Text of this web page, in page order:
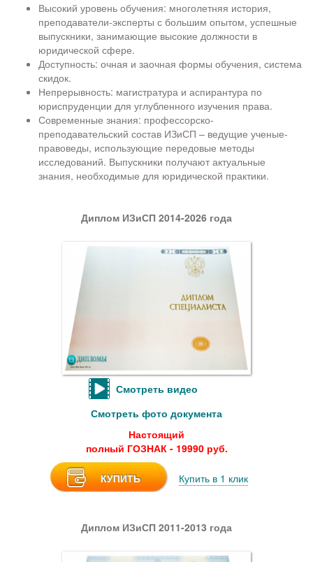
Высокий уровень обучения: многолетняя история,
преподаватели-эксперты с большим опытом, успешные
выпускники, занимающие высокие должности в
юридической сфере.
Доступность: очная и заочная формы обучения, система
скидок.
Непрерывность: магистратура и аспирантура по
юриспруденции для углубленного изучения права.
Современные знания: профессорско-
преподавательский состав ИЗиСП – ведущие ученые-
правоведы, использующие передовые методы
исследований. Выпускники получают актуальные
знания, необходимые для юридической практики.
Диплом ИЗиСП 2014-2026 года
Смотреть видео
Смотреть фото документа
Настоящий
полный ГОЗНАК - 19990 руб.
КУПИТЬ Купить в 1 клик
Диплом ИЗиСП 2011-2013 года